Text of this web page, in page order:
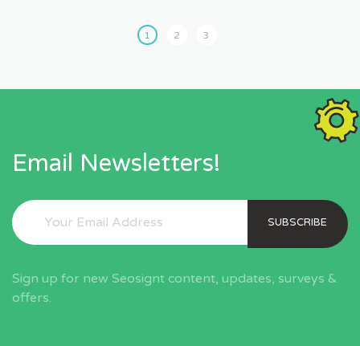
1 2 3
Email Newsletters!
SUBSCRIBE
Sign up for new Seosignt content, updates, surveys &
offers.